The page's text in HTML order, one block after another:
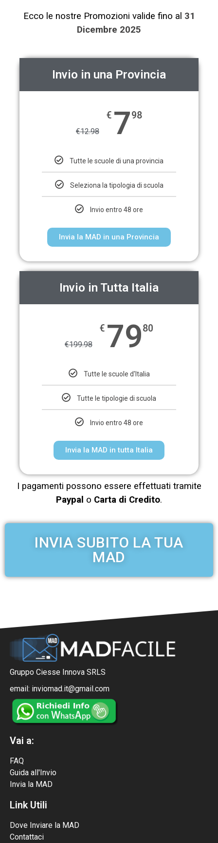
Ecco le nostre Promozioni valide fino al 31
Dicembre 2025
Invio in una Provincia
€12.98
€ 798
Tutte le scuole di una provincia
Seleziona la tipologia di scuola
Invio entro 48 ore
Invia la MAD in una Provincia
Invio in Tutta Italia
€199.98
€ 7980
Tutte le scuole d'Italia
Tutte le tipologie di scuola
Invio entro 48 ore
Invia la MAD in tutta Italia
I pagamenti possono essere effettuati tramite
Paypal o Carta di Credito.
INVIA SUBITO LA TUA
MAD
Gruppo Ciesse Innova SRLS
email: inviomad.it@gmail.com
Vai a:
FAQ
Guida all'Invio
Invia la MAD
Link Utili
Dove Inviare la MAD
Contattaci